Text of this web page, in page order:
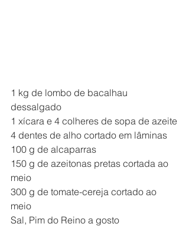
1 kg de lombo de bacalhau
dessalgado
1 xícara e 4 colheres de sopa de azeite
4 dentes de alho cortado em lâminas
100 g de alcaparras
150 g de azeitonas pretas cortada ao
meio
300 g de tomate-cereja cortado ao
meio
Sal, Pim do Reino a gosto